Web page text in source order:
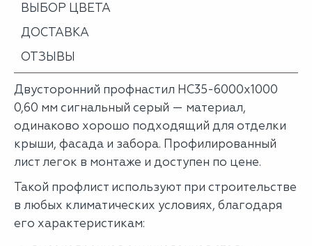
ВЫБОР ЦВЕТА
ДОСТАВКА
ОТЗЫВЫ
Двусторонний профнастил НС35-6000х1000
0,60 мм сигнальный серый — материал,
одинаково хорошо подходящий для отделки
крыши, фасада и забора. Профилированный
лист легок в монтаже и доступен по цене.
Такой профлист используют при строительстве
в любых климатических условиях, благодаря
его характеристикам: